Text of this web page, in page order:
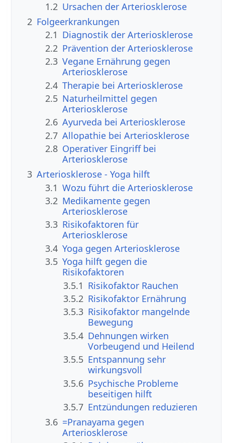
1.2 Ursachen der Arteriosklerose
2 Folgeerkrankungen
2.1 Diagnostik der Arteriosklerose
2.2 Prävention der Arteriosklerose
2.3 Vegane Ernährung gegen
Arteriosklerose
2.4 Therapie bei Arteriosklerose
2.5 Naturheilmittel gegen
Arteriosklerose
2.6 Ayurveda bei Arteriosklerose
2.7 Allopathie bei Arteriosklerose
2.8 Operativer Eingriff bei
Arteriosklerose
3 Arteriosklerose - Yoga hilft
3.1 Wozu führt die Arteriosklerose
3.2 Medikamente gegen
Arteriosklerose
3.3 Risikofaktoren für
Arteriosklerose
3.4 Yoga gegen Arteriosklerose
3.5 Yoga hilft gegen die
Risikofaktoren
3.5.1 Risikofaktor Rauchen
3.5.2 Risikofaktor Ernährung
3.5.3 Risikofaktor mangelnde
Bewegung
3.5.4 Dehnungen wirken
Vorbeugend und Heilend
3.5.5 Entspannung sehr
wirkungsvoll
3.5.6 Psychische Probleme
beseitigen hilft
3.5.7 Entzündungen reduzieren
3.6 =Pranayama gegen
Arteriosklerose